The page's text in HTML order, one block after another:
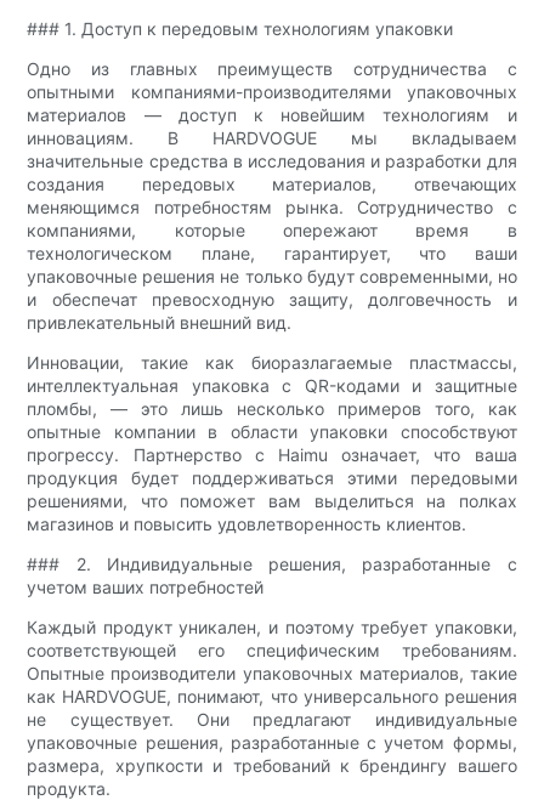
### 1. Доступ к передовым технологиям упаковки
Одно из главных преимуществ сотрудничества с
опытными компаниями-производителями упаковочных
материалов — доступ к новейшим технологиям и
инновациям. В HARDVOGUE мы вкладываем
значительные средства в исследования и разработки для
создания передовых материалов, отвечающих
меняющимся потребностям рынка. Сотрудничество с
компаниями, которые опережают время в
технологическом плане, гарантирует, что ваши
упаковочные решения не только будут современными, но
и обеспечат превосходную защиту, долговечность и
привлекательный внешний вид.
Инновации, такие как биоразлагаемые пластмассы,
интеллектуальная упаковка с QR-кодами и защитные
пломбы, — это лишь несколько примеров того, как
опытные компании в области упаковки способствуют
прогрессу. Партнерство с Haimu означает, что ваша
продукция будет поддерживаться этими передовыми
решениями, что поможет вам выделиться на полках
магазинов и повысить удовлетворенность клиентов.
### 2. Индивидуальные решения, разработанные с
учетом ваших потребностей
Каждый продукт уникален, и поэтому требует упаковки,
соответствующей его специфическим требованиям.
Опытные производители упаковочных материалов, такие
как HARDVOGUE, понимают, что универсального решения
не существует. Они предлагают индивидуальные
упаковочные решения, разработанные с учетом формы,
размера, хрупкости и требований к брендингу вашего
продукта.